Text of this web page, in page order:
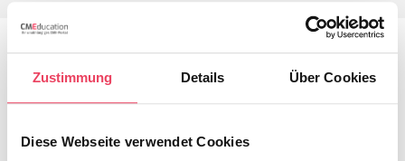
Zustimmung Details Über Cookies
Diese Webseite verwendet Cookies
2760909014565300019
Laufzeit bis:1 Juli 2026